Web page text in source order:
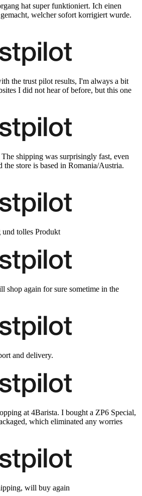
hat super funktioniert. Ich einen
welcher sofort korrigiert wurde.
the trust pilot results, I'm always a bit
I did not hear of before, but this one
shipping was surprisingly fast, even
the store is based in Romania/Austria.
und tolles Produkt
shop again for sure sometime in the
and delivery.
at 4Barista. I bought a ZP6 Special,
which eliminated any worries
will buy again